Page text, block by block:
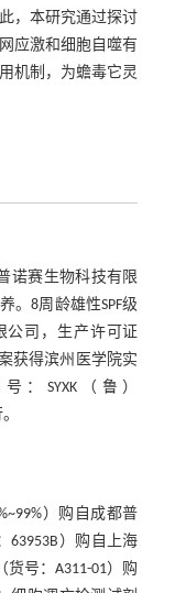
，本研究通过探讨
应激和细胞自噬有
机制，为蟾毒它灵
诺赛生物科技有限
。8周龄雄性SPF级
公司，生产许可证
获得滨州医学院实
SYXK（鲁）
）购自成都普
63953B）购自上海
货号：A311-01）购